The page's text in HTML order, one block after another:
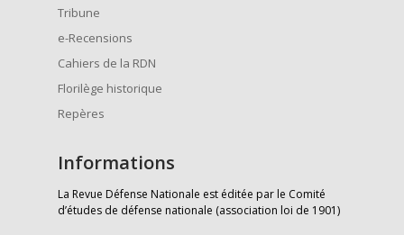
Tribune
e-Recensions
Cahiers de la RDN
Florilège historique
Repères
Informations
La Revue Défense Nationale est éditée par le Comité
d’études de défense nationale (association loi de 1901)